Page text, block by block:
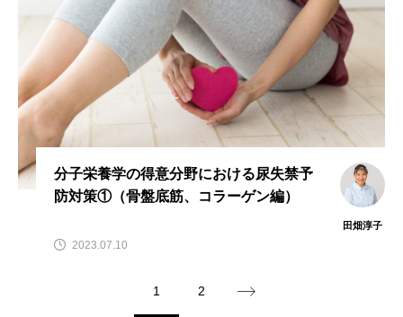
分子栄養学の得意分野における尿失禁予
防対策①（骨盤底筋、コラーゲン編）
田畑淳子
2023.07.10
1 2